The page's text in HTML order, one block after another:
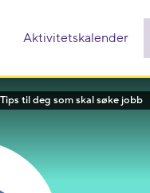
Aktivitetskalender
til deg som skal søke jobb